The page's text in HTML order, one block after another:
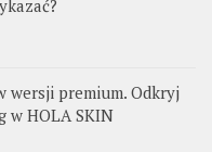
wersji premium. Odkryj
w HOLA SKIN